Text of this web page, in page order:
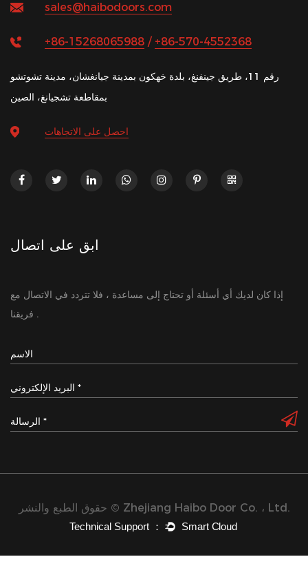
sales@haibodoors.com
+86-15268065988 / +86-570-4552368
رقم 11، طريق جينفنغ، بلدة خهكون بمدينة جيانغشان، مدينة تشوتشو
بمقاطعة تشجيانغ، الصين
احصل على الاتجاهات
ابق على اتصال
إذا كان لديك أي أسئلة أو تحتاج إلى مساعدة ، فلا تتردد في الاتصال مع
فريقنا .
حقوق الطبع والنشر © Zhejiang Haibo Door Co. ، Ltd.